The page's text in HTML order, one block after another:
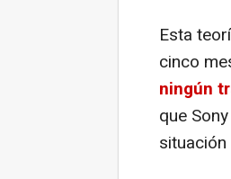
Esta
cinco
ningún
que